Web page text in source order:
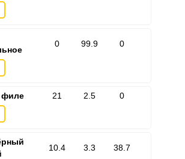
0 99.9 0
филе 21 2.5 0
10.4 3.3 38.7